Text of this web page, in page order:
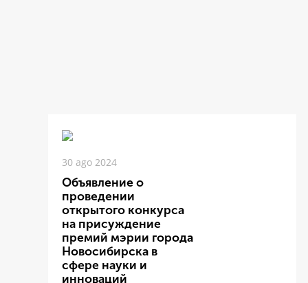
30 ago 2024
Объявление о
проведении
открытого конкурса
на присуждение
премий мэрии города
Новосибирска в
сфере науки и
инноваций